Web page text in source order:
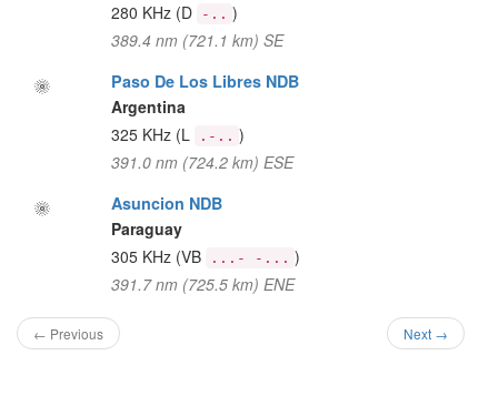
280 KHz (D -.. )
389.4 nm (721.1 km) SE
Paso De Los Libres NDB
Argentina
325 KHz (L .-.. )
391.0 nm (724.2 km) ESE
Asuncion NDB
Paraguay
305 KHz (VB ...- -... )
391.7 nm (725.5 km) ENE
← Previous Next →